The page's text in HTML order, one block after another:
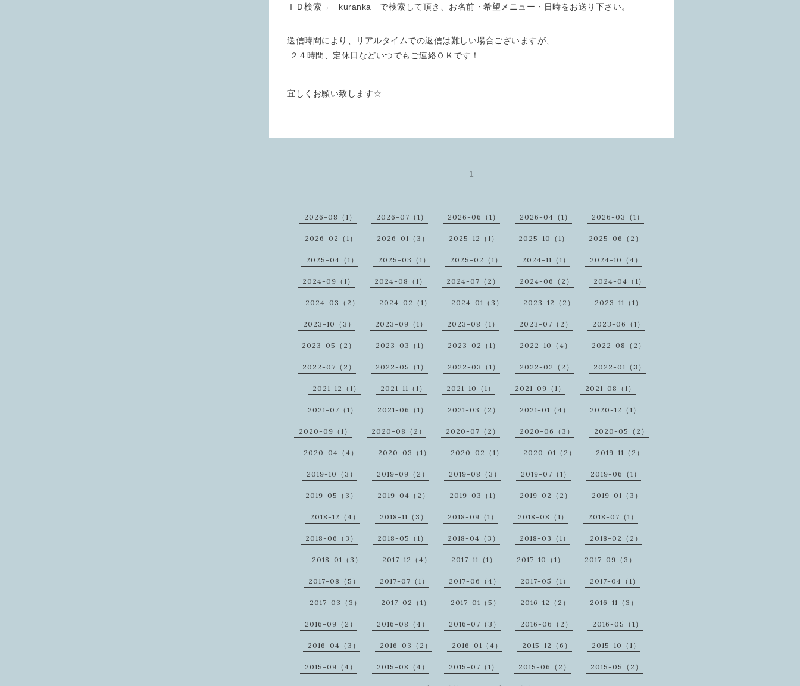
ＩＤ検索→ kuranka で検索して頂き、お名前・希望メニュー・日時をお送り下さい。
送信時間により、リアルタイムでの返信は難しい場合ございますが、
２４時間、定休日などいつでもご連絡ＯＫです！
宜しくお願い致します☆
1
2026-08（1） 2026-07（1） 2026-06（1） 2026-04（1） 2026-03（1）
2026-02（1） 2026-01（3） 2025-12（1） 2025-10（1） 2025-06（2）
2025-04（1） 2025-03（1） 2025-02（1） 2024-11（1） 2024-10（4）
2024-09（1） 2024-08（1） 2024-07（2） 2024-06（2） 2024-04（1）
2024-03（2） 2024-02（1） 2024-01（3） 2023-12（2） 2023-11（1）
2023-10（3） 2023-09（1） 2023-08（1） 2023-07（2） 2023-06（1）
2023-05（2） 2023-03（1） 2023-02（1） 2022-10（4） 2022-08（2）
2022-07（2） 2022-05（1） 2022-03（1） 2022-02（2） 2022-01（3）
2021-12（1） 2021-11（1） 2021-10（1） 2021-09（1） 2021-08（1）
2021-07（1） 2021-06（1） 2021-03（2） 2021-01（4） 2020-12（1）
2020-09（1） 2020-08（2） 2020-07（2） 2020-06（3） 2020-05（2）
2020-04（4） 2020-03（1） 2020-02（1） 2020-01（2） 2019-11（2）
2019-10（3） 2019-09（2） 2019-08（3） 2019-07（1） 2019-06（1）
2019-05（3） 2019-04（2） 2019-03（1） 2019-02（2） 2019-01（3）
2018-12（4） 2018-11（3） 2018-09（1） 2018-08（1） 2018-07（1）
2018-06（3） 2018-05（1） 2018-04（3） 2018-03（1） 2018-02（2）
2018-01（3） 2017-12（4） 2017-11（1） 2017-10（1） 2017-09（3）
2017-08（5） 2017-07（1） 2017-06（4） 2017-05（1） 2017-04（1）
2017-03（3） 2017-02（1） 2017-01（5） 2016-12（2） 2016-11（3）
2016-09（2） 2016-08（4） 2016-07（3） 2016-06（2） 2016-05（1）
2016-04（3） 2016-03（2） 2016-01（4） 2015-12（6） 2015-10（1）
2015-09（4） 2015-08（4） 2015-07（1） 2015-06（2） 2015-05（2）